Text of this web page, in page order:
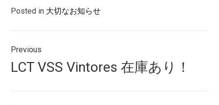
Posted in 大切なお知らせ
投
稿
ナ
ビ
Previous
Previous
post:
LCT VSS Vintores 在庫あり！